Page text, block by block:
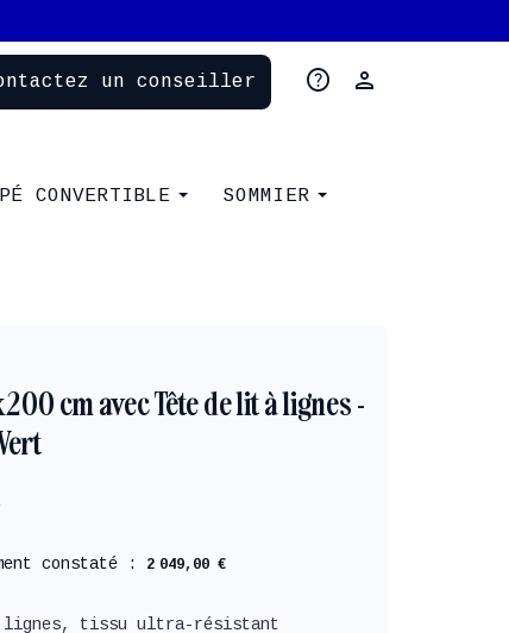
un conseiller help
person
CONVERTIBLE SOMMIER
cm avec Tête de lit à lignes -
constaté : 2 049,00 €
tissu ultra-résistant